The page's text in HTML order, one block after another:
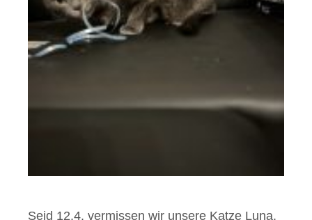
Seid 12.4. vermissen wir unsere Katze Luna.